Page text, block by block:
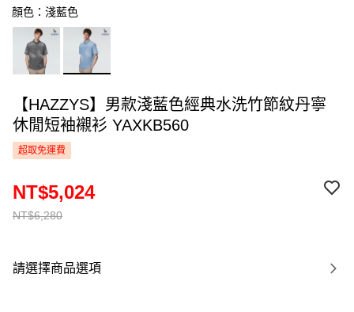
顏色：淺藍色
【HAZZYS】男款淺藍色經典水洗竹節紋丹寧
休閒短袖襯衫 YAXKB560
超取免運費
NT$6,280
NT$5,024
請選擇商品選項